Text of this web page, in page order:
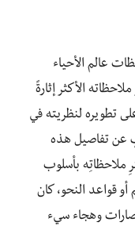
عالم الأحياء
الأكثر إثارةً
تطويره لنظريته في
عن تفاصيل هذه
ملاحظاتِه بأسلوب
قواعد النحو، كان
وهجاء سيء